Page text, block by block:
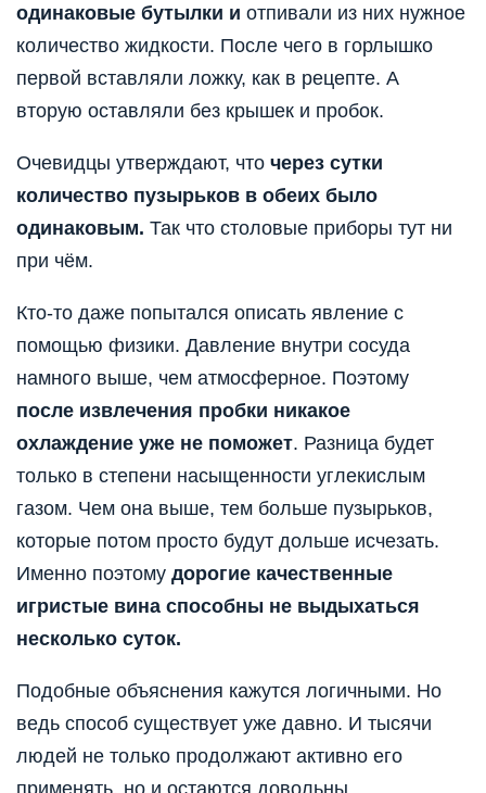
одинаковые бутылки и отпивали из них нужное
количество жидкости. После чего в горлышко
первой вставляли ложку, как в рецепте. А
вторую оставляли без крышек и пробок.
Очевидцы утверждают, что через сутки
количество пузырьков в обеих было
одинаковым. Так что столовые приборы тут ни
при чём.
Кто-то даже попытался описать явление с
помощью физики. Давление внутри сосуда
намного выше, чем атмосферное. Поэтому
после извлечения пробки никакое
охлаждение уже не поможет. Разница будет
только в степени насыщенности углекислым
газом. Чем она выше, тем больше пузырьков,
которые потом просто будут дольше исчезать.
Именно поэтому дорогие качественные
игристые вина способны не выдыхаться
несколько суток.
Подобные объяснения кажутся логичными. Но
ведь способ существует уже давно. И тысячи
людей не только продолжают активно его
применять, но и остаются довольны